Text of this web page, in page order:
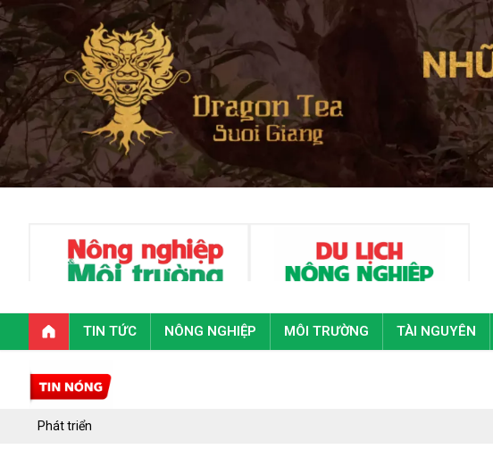
TIN TỨC NÔNG NGHIỆP MÔI TRƯỜNG TÀI NGUYÊN
Phát triển